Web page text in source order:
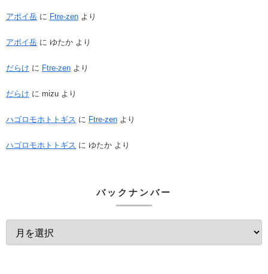
アポイ岳 に Ftre-zen より
アポイ岳 に ゆたか より
だらけ に Ftre-zen より
だらけ に mizu より
ハゴロモホトトギス に Ftre-zen より
ハゴロモホトトギス に ゆたか より
バックナンバー